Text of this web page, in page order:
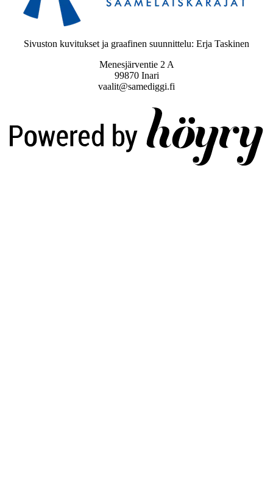
Sivuston kuvitukset ja graafinen suunnittelu: Erja Taskinen
Menesjärventie 2 A
99870 Inari
vaalit@samediggi.fi